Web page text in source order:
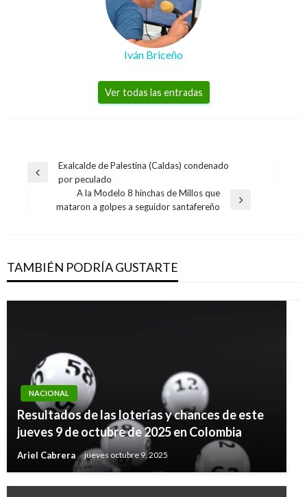
Iván Briceño
Ver todas las entradas
Navegación
entradas
Entrada
Exalcalde de Palestina (Caldas) condenado
por peculado
Entrada
A la Modelo 8 hinchas de Millos que
mataron a golpes a seguidor santafereño
TAMBIÉN PODRÍA GUSTARTE
NACIONAL
Resultados de las loterías y chances de este
jueves 9 de octubre de 2025 en Colombia
Ariel Cabrera jueves octubre 9, 2025